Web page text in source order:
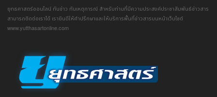
ยุทธศาสตร์ออนไลน์ ทันข่าว ทันเหตุการณ์ สำหรับท่านที่มีความประสงค์ประชาสัมพันธ์ข่าวสาร
สามารถติดต่อเราได้ เรายินดีให้คำปรึกษาและให้บริการพื้นที่ข่าวสารบนหน้าเว็บไซต์
www.yutthasartonline.com